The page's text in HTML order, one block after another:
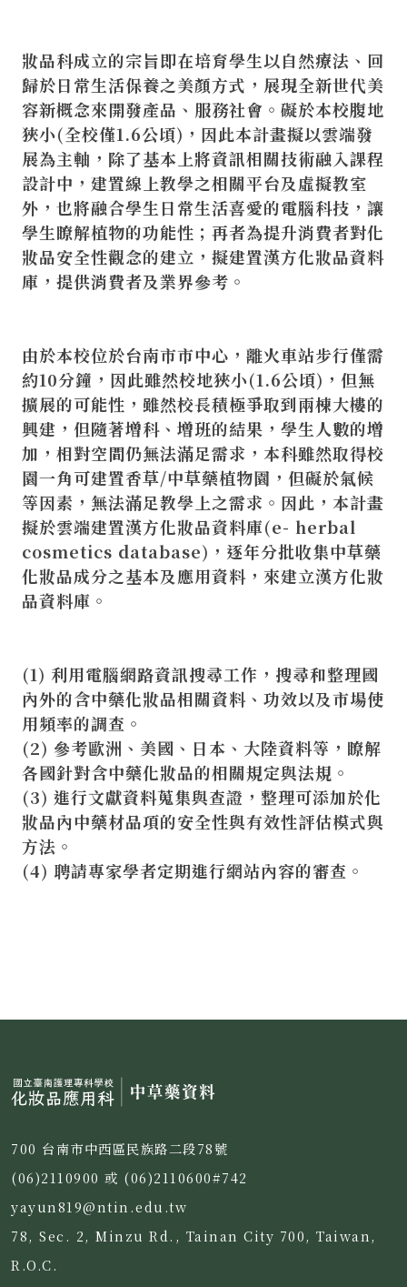
妝品科成立的宗旨即在培育學生以自然療法、回
歸於日常生活保養之美顏方式，展現全新世代美
容新概念來開發產品、服務社會。礙於本校腹地
狹小(全校僅1.6公頃)，因此本計畫擬以雲端發
展為主軸，除了基本上將資訊相關技術融入課程
設計中，建置線上教學之相關平台及虛擬教室
外，也將融合學生日常生活喜愛的電腦科技，讓
學生瞭解植物的功能性；再者為提升消費者對化
妝品安全性觀念的建立，擬建置漢方化妝品資料
庫，提供消費者及業界參考。
由於本校位於台南市市中心，離火車站步行僅需
約10分鐘，因此雖然校地狹小(1.6公頃)，但無
擴展的可能性，雖然校長積極爭取到兩棟大樓的
興建，但隨著增科、增班的結果，學生人數的增
加，相對空間仍無法滿足需求，本科雖然取得校
園一角可建置香草/中草藥植物園，但礙於氣候
等因素，無法滿足教學上之需求。因此，本計畫
擬於雲端建置漢方化妝品資料庫(e- herbal
cosmetics database)，逐年分批收集中草藥
化妝品成分之基本及應用資料，來建立漢方化妝
品資料庫。
(1) 利用電腦網路資訊搜尋工作，搜尋和整理國
內外的含中藥化妝品相關資料、功效以及市場使
用頻率的調查。
(2) 參考歐洲、美國、日本、大陸資料等，瞭解
各國針對含中藥化妝品的相關規定與法規。
(3) 進行文獻資料蒐集與查證，整理可添加於化
妝品內中藥材品項的安全性與有效性評估模式與
方法。
(4) 聘請專家學者定期進行網站內容的審查。
700 台南市中西區民族路二段78號
(06)2110900 或 (06)2110600#742
yayun819@ntin.edu.tw
78, Sec. 2, Minzu Rd., Tainan City 700, Taiwan,
R.O.C.